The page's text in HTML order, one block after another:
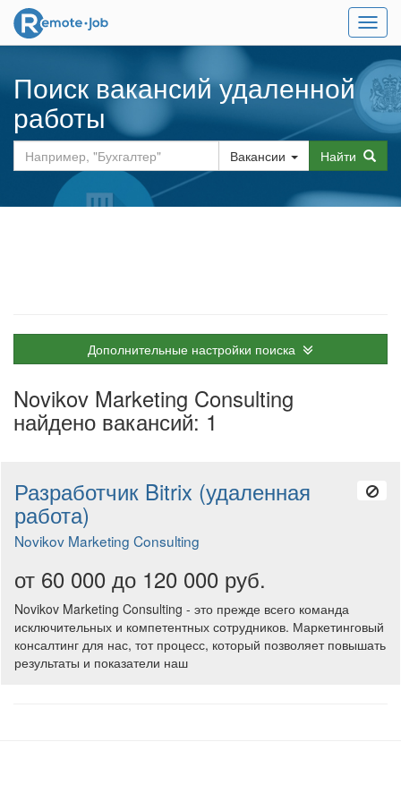
Меню
Поиск вакансий удаленной
работы
Вакансии Найти
Дополнительные настройки поиска
Novikov Marketing Consulting
найдено вакансий: 1
Разработчик Bitrix (удаленная
работа)
Novikov Marketing Consulting
от 60 000 до 120 000 руб.
Novikov Marketing Consulting - это прежде всего команда
исключительных и компетентных сотрудников. Маркетинговый
консалтинг для нас, тот процесс, который позволяет повышать
результаты и показатели наш